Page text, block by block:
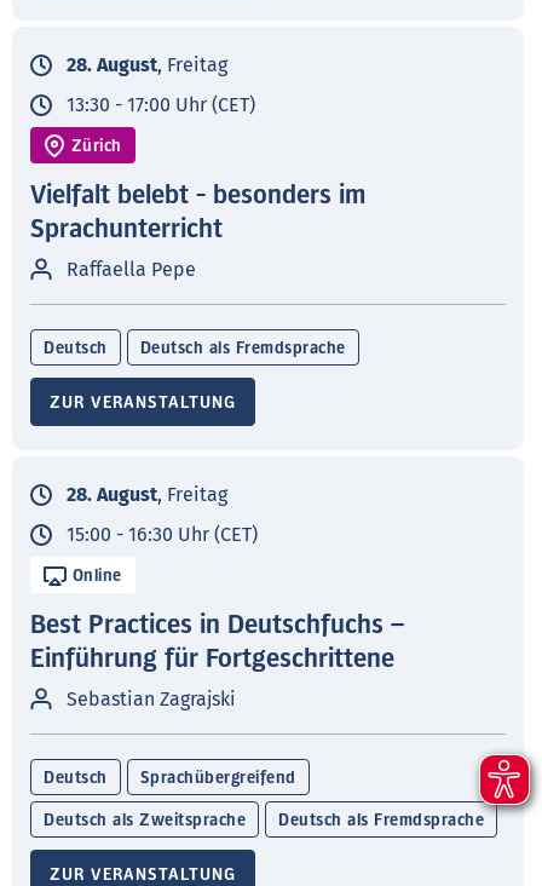
28. August, Freitag
13:30 - 17:00 Uhr (CET)
Zürich
Vielfalt belebt - besonders im
Sprachunterricht
Raffaella Pepe
Deutsch Deutsch als Fremdsprache
ZUR VERANSTALTUNG
28. August, Freitag
15:00 - 16:30 Uhr (CET)
Online
Best Practices in Deutschfuchs –
Einführung für Fortgeschrittene
Sebastian Zagrajski
Deutsch Sprachübergreifend
Deutsch als Zweitsprache Deutsch als Fremdsprache
ZUR VERANSTALTUNG